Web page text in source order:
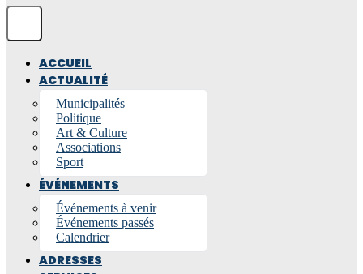
ACCUEIL
ACTUALITÉ
Municipalités
Politique
Art & Culture
Associations
Sport
ÉVÉNEMENTS
Événements à venir
Événements passés
Calendrier
ADRESSES